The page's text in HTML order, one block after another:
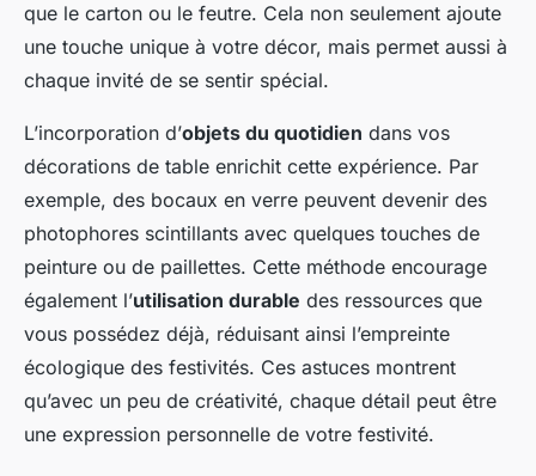
que le carton ou le feutre. Cela non seulement ajoute
une touche unique à votre décor, mais permet aussi à
chaque invité de se sentir spécial.
L’incorporation d’objets du quotidien dans vos
décorations de table enrichit cette expérience. Par
exemple, des bocaux en verre peuvent devenir des
photophores scintillants avec quelques touches de
peinture ou de paillettes. Cette méthode encourage
également l’utilisation durable des ressources que
vous possédez déjà, réduisant ainsi l’empreinte
écologique des festivités. Ces astuces montrent
qu’avec un peu de créativité, chaque détail peut être
une expression personnelle de votre festivité.